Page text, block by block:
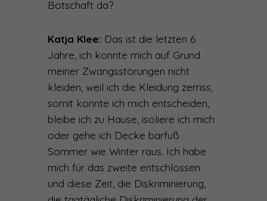
Botschaft da?
Katja Klee: Das ist die letzten 6
Jahre, ich konnte mich auf Grund
meiner Zwangsstörungen nicht
kleiden, weil ich die Kleidung zerriss,
somit konnte ich mich entscheiden,
bleibe ich zu Hause, isoliere ich mich
oder gehe ich Decke barfuß
Sommer wie Winter raus. Ich habe
mich für das zweite entschlossen
und diese Zeit, die Diskriminierung,